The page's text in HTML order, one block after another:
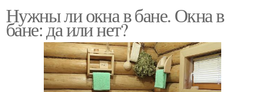
Нужны ли окна в бане. Окна в
бане: да или нет?